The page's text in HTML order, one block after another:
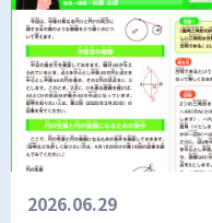
2026.06.29